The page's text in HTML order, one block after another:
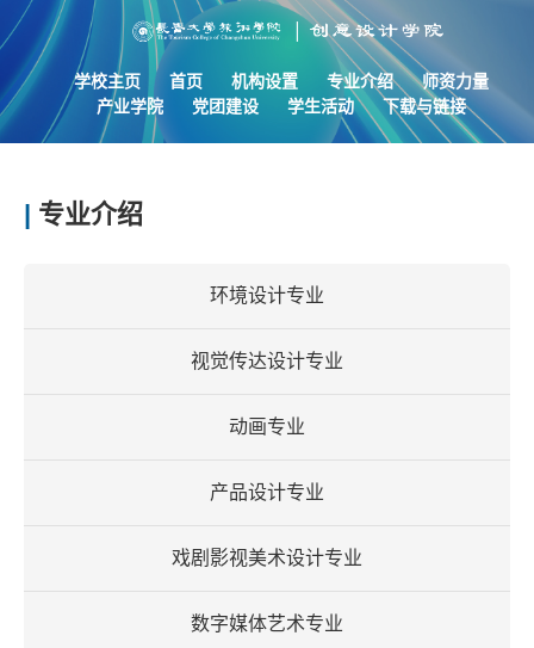
学校主页 首页 机构设置 专业介绍
师资力量
产业学院
党团建设 学生活动 下载与链接
| 专业介绍
环境设计专业
视觉传达设计专业
动画专业
产品设计专业
戏剧影视美术设计专业
数字媒体艺术专业